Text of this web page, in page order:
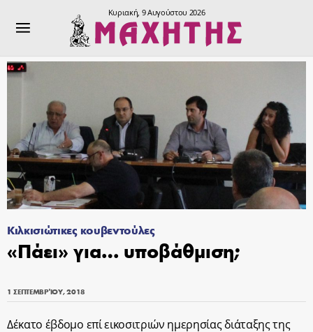
Κυριακή, 9 Αυγούστου 2026
Κιλκισιώτικες κουβεντούλες
«Πάει» για… υποβάθμιση;
1 ΣΕΠΤΕΜΒΡΊΟΥ, 2018
Δέκατο έβδομο επί εικοσιτριών ημερησίας διάταξης της